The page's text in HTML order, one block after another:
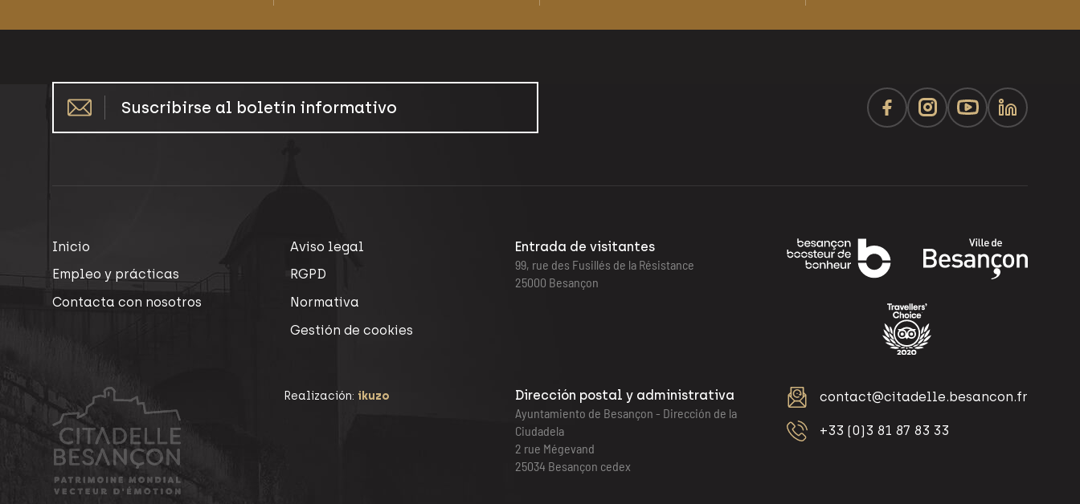
Suscribirse al boletín informativo
Inicio
Empleo y prácticas
Contacta con nosotros
Aviso legal
RGPD
Normativa
Gestión de cookies
Entrada de visitantes
99, rue des Fusillés de la Résistance
25000 Besançon
Dirección postal y administrativa
Ayuntamiento de Besançon - Dirección de la
Ciudadela
2 rue Mégevand
25034 Besançon cedex
contact@citadelle.besancon.fr
+33 (0)3 81 87 83 33
Realización: ikuzo